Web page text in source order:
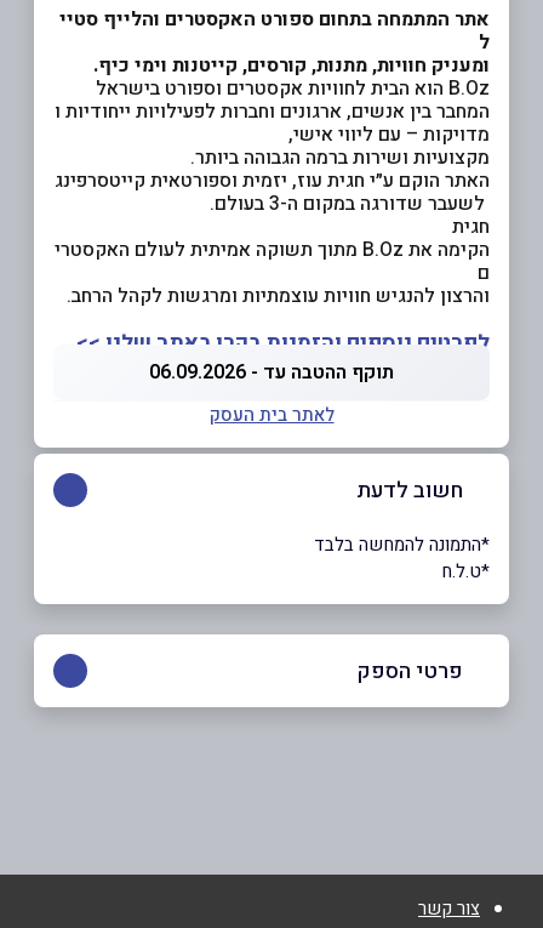
אתר המתמחה בתחום ספורט האקסטרים והלייף סטיי
ל
ומעניק חוויות, מתנות, קורסים, קייטנות וימי כיף.
B.Oz הוא הבית לחוויות אקסטרים וספורט בישראל
המחבר בין אנשים, ארגונים וחברות לפעילויות ייחודיות ו
מדויקות – עם ליווי אישי,
מקצועיות ושירות ברמה הגבוהה ביותר.
האתר הוקם ע״י חגית עוז, יזמית וספורטאית קייטסרפינג
לשעבר שדורגה במקום ה-3 בעולם.
חגית
הקימה את B.Oz מתוך תשוקה אמיתית לעולם האקסטרי
ם
והרצון להנגיש חוויות עוצמתיות ומרגשות לקהל הרחב.
לפרטים נוספים והזמנות בקרו באתר שלנו >>
תוקף ההטבה עד - 06.09.2026
לאתר בית העסק
חשוב לדעת
*התמונה להמחשה בלבד
*ט.ל.ח
פרטי הספק
צור קשר